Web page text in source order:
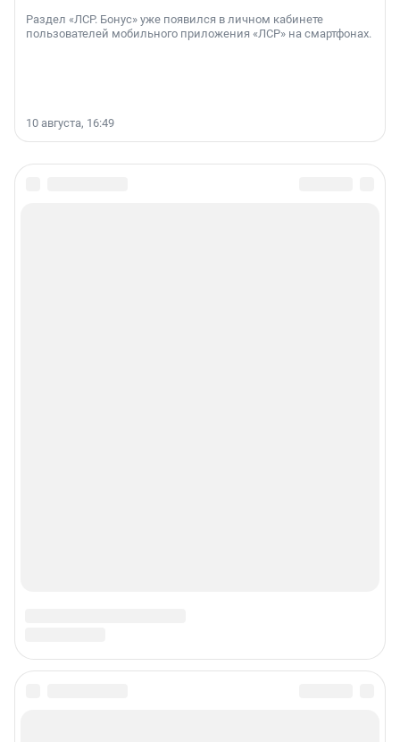
Раздел «ЛСР. Бонус» уже появился в личном кабинете
пользователей мобильного приложения «ЛСР» на смартфонах.
10 августа, 16:49